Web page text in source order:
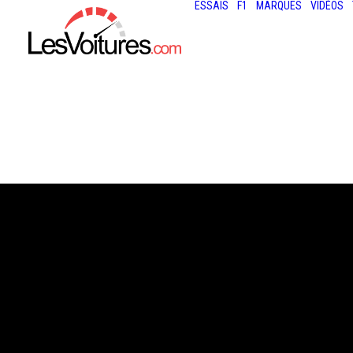
ESSAIS F1 MARQUES VIDÉOS